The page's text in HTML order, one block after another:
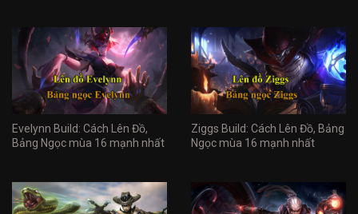
Evelynn Build: Cách Lên Đồ,
Bảng Ngọc mùa 16 mạnh nhất
Ziggs Build: Cách Lên Đồ, Bảng
Ngọc mùa 16 mạnh nhất